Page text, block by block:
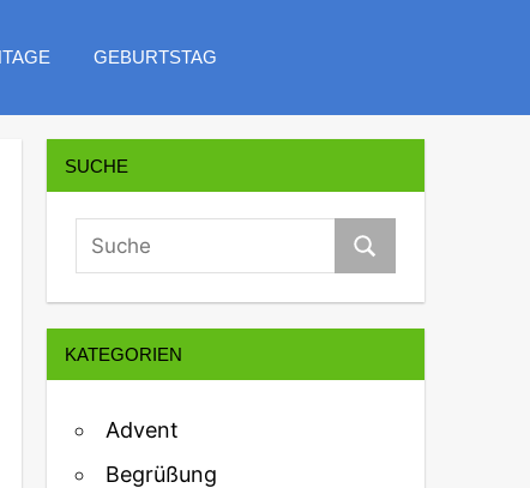
GEBURTSTAG
SUCHE
KATEGORIEN
Advent
Begrüßung